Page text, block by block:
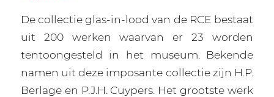
De collectie glas-in-lood van de RCE bestaat
uit 200 werken waarvan er 23 worden
tentoongesteld in het museum. Bekende
namen uit deze imposante collectie zijn H.P.
Berlage en P.J.H. Cuypers. Het grootste werk